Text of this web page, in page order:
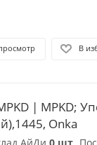
В
| MPKD;
Onka